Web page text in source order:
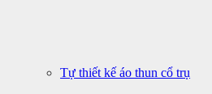
Tự thiết kế áo thun cổ trụ